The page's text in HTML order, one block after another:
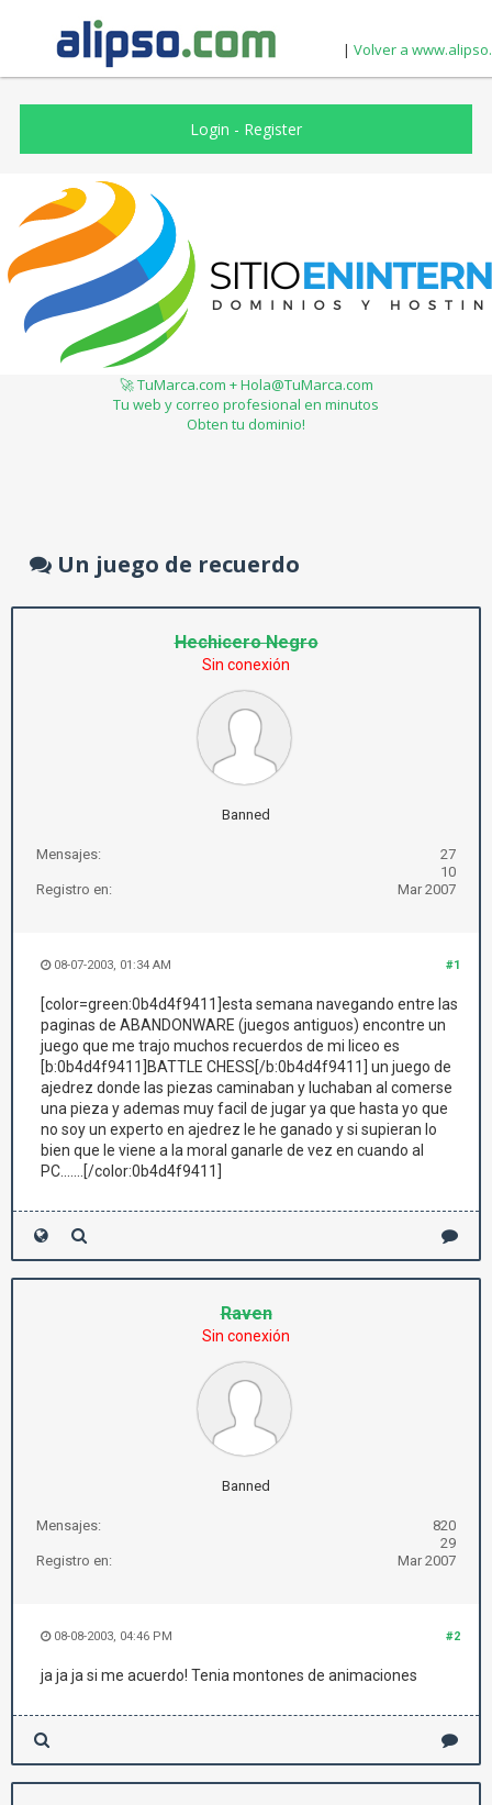
| Volver a
Login - Register
🚀 TuMarca.com + Hola@TuMarca.com
Tu web y correo profesional en minutos
Obten tu dominio!
Un juego de recuerdo
Hechicero Negro
Sin conexión
Banned
Mensajes:
27
10
Registro en:
Mar 2007
#1
08-07-2003, 01:34 AM
[color=green:0b4d4f9411]esta semana navegando entre las
paginas de ABANDONWARE (juegos antiguos) encontre un
juego que me trajo muchos recuerdos de mi liceo es
[b:0b4d4f9411]BATTLE CHESS[/b:0b4d4f9411] un juego de
ajedrez donde las piezas caminaban y luchaban al comerse
una pieza y ademas muy facil de jugar ya que hasta yo que
no soy un experto en ajedrez le he ganado y si supieran lo
bien que le viene a la moral ganarle de vez en cuando al
PC.......[/color:0b4d4f9411]
Raven
Sin conexión
Banned
Mensajes:
820
29
Registro en:
Mar 2007
#2
08-08-2003, 04:46 PM
ja ja ja si me acuerdo! Tenia montones de animaciones